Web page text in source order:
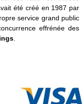
été créé en 1987 par
service grand public
effrénée des